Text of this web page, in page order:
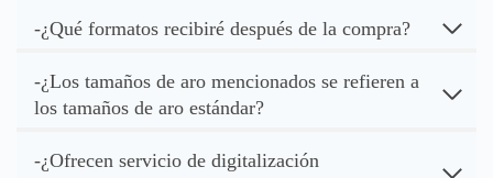
-¿Qué formatos recibiré después de la compra?
-¿Los tamaños de aro mencionados se refieren a
los tamaños de aro estándar?
-¿Ofrecen servicio de digitalización